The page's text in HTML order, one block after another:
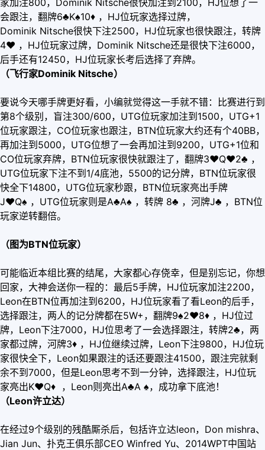
家加注800，Dominik Nitsche很快加注到2100，HJ位想了一
会跟注，翻牌6♣K♠10♦ ，HJ位玩家选择过牌，
Dominik Nitsche很快下注2500，HJ位玩家也很快跟注，转牌
4♥ ，HJ位玩家过牌，Dominik Nitsche还是很快下注6000，
后手还有12450，HJ位玩家长考后选择了弃牌。
（飞行家Dominik Nitsche）
要说今天哪手牌更好看，小编就觉得这一手就不错：比赛进行到
第8个级别，盲注300/600，UTG位玩家加注到1500，UTG+1
位玩家跟注，CO位玩家也跟注，BTN位玩家大约还有个40BB，
再加注到5000，UTG位想了一会再加注到9200，UTG+1位和
CO位玩家弃牌，BTN位玩家很快就跟注了，翻牌3♥Q♥2♣ ，
UTG位玩家下注不到1/4底池，5500的记分牌，BTN位玩家很
快全下14800，UTG位玩家秒跟，BTN位玩家亮出手牌
J♥Q♠ ，UTG位玩家则是A♣A♠ ，转牌 8♣ ，河牌J♣ ，BTN位
玩家逆转翻倍。
（图为BTN位玩家）
可能临近本组比赛的结尾，大家都心存侥幸，但是别忘记，你想
回家，大神会送你一程的：最后5手牌，HJ位玩家加注2200，
Leon在BTN位再加注到6200，HJ位玩家看了看Leon的后手，
选择跟注，两人的记分牌都在5W+，翻牌9♠2♥8♦ ，HJ位过
牌，Leon下注7000，HJ位思考了一会选择跟注，转牌2♣，两
家都过牌，河牌3♦ ，HJ位继续过牌，Leon下注9800，HJ位玩
家很快全下，Leon如果跟注的话还要跟注41500，跟注完就剩
余不到7000，但是Leon思考不到一分钟，选择跟注，HJ位玩
家亮出K♥Q♦ ，Leon则亮出A♣A ♠，成功拿下底池！
（Leon许立达）
在经过9个级别的残酷厮杀后，包括许立达leon，Don mishra、
Jian Jun、扑克王俱乐部CEO Winfred Yu、2014WPT中国站